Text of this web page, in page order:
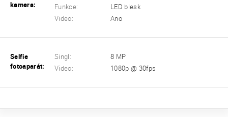
kamera:
Funkce:
LED blesk
Video:
Ano
Selfie
fotoaparát:
Singl:
8 MP
Video:
1080p @ 30fps